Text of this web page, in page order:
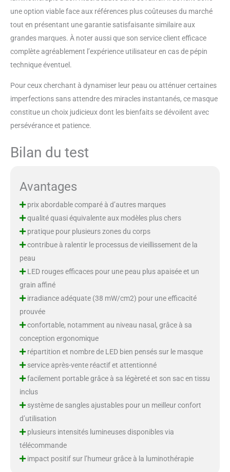
une option viable face aux références plus coûteuses du marché
tout en présentant une garantie satisfaisante similaire aux
grandes marques. À noter aussi que son service client efficace
complète agréablement l’expérience utilisateur en cas de pépin
technique éventuel.
Pour ceux cherchant à dynamiser leur peau ou atténuer certaines
imperfections sans attendre des miracles instantanés, ce masque
constitue un choix judicieux dont les bienfaits se dévoilent avec
persévérance et patience.
Bilan du test
Avantages
prix abordable comparé à d’autres marques
qualité quasi équivalente aux modèles plus chers
pratique pour plusieurs zones du corps
contribue à ralentir le processus de vieillissement de la
peau
LED rouges efficaces pour une peau plus apaisée et un
grain affiné
irradiance adéquate (38 mW/cm2) pour une efficacité
prouvée
confortable, notamment au niveau nasal, grâce à sa
conception ergonomique
répartition et nombre de LED bien pensés sur le masque
service après-vente réactif et attentionné
facilement portable grâce à sa légèreté et son sac en tissu
inclus
système de sangles ajustables pour un meilleur confort
d’utilisation
plusieurs intensités lumineuses disponibles via
télécommande
impact positif sur l’humeur grâce à la luminothérapie